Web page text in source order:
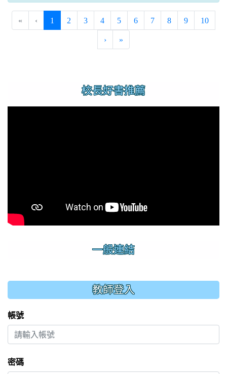
« ‹ 1 (current)
2 3 4 5 6 7 8 9 10
› »
校長好書推薦
一般連結
::: 教師登入
帳號
密碼